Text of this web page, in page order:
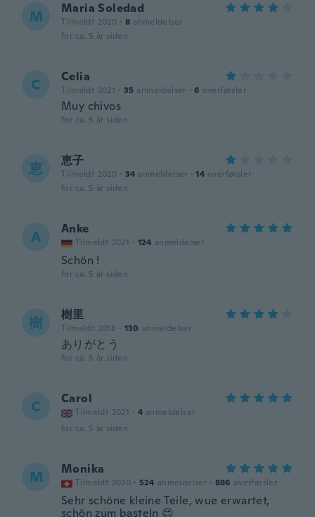
M Maria Soledad
Tilmeldt 2020 · 8 anmeldelser
for ca. 5 år siden
C Celia
Tilmeldt 2021 · 35 anmeldelser · 6 overførsler
Muy chivos
for ca. 5 år siden
恵 恵子
Tilmeldt 2020 · 34 anmeldelser · 14 overførsler
for ca. 5 år siden
A Anke
Tilmeldt 2021 · 124 anmeldelser
Schön !
for ca. 5 år siden
樹 樹里
Tilmeldt 2018 · 130 anmeldelser
ありがとう
for ca. 5 år siden
C Carol
Tilmeldt 2021 · 4 anmeldelser
for ca. 5 år siden
M Monika
Tilmeldt 2020 · 524 anmeldelser · 886 overførsler
Sehr schöne kleine Teile, wue erwartet,
schön zum basteln 😍